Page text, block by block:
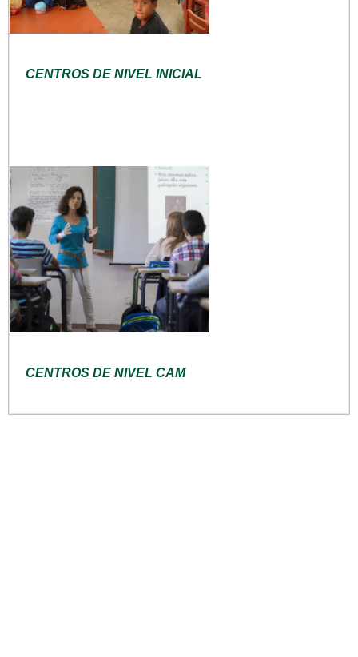
CENTROS DE NIVEL INICIAL
CENTROS DE NIVEL CAM